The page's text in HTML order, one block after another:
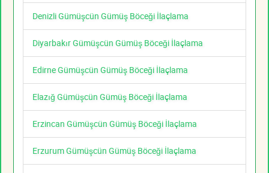
Denizli Gümüşcün Gümüş Böceği İlaçlama
Diyarbakır Gümüşcün Gümüş Böceği İlaçlama
Edirne Gümüşcün Gümüş Böceği İlaçlama
Elazığ Gümüşcün Gümüş Böceği İlaçlama
Erzincan Gümüşcün Gümüş Böceği İlaçlama
Erzurum Gümüşcün Gümüş Böceği İlaçlama